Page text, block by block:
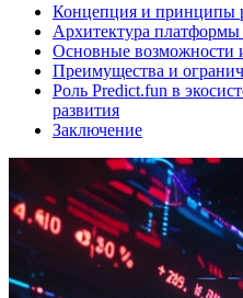
Концепция и принципы
Архитектура
Основные
Преимущества и
Роль Predict.fun в
развития
Заключение